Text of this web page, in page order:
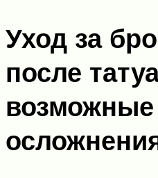
Уход за
после
возможные